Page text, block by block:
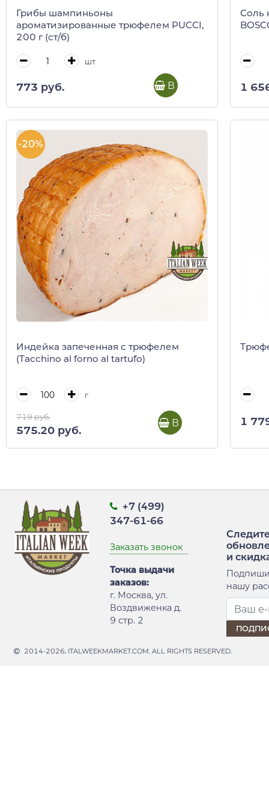
Грибы шампиньоны
ароматизированные трюфелем PUCCI,
200 г (ст/б)
шт
773 руб. В корзину
Соль
1
-20%
Индейка запеченная c трюфелем
(Tacchino al forno al tartufo)
г
719 руб.
575.20 руб.
В корзину 1
+7 (499)
347-61-66
Заказать звонок
Точка выдачи
заказов:
г. Москва, ул.
Воздвиженка д.
9 стр. 2
и
нашу
2014-2026, ITALWEEKMARKET.COM. ALL RIGHTS RESERVED.